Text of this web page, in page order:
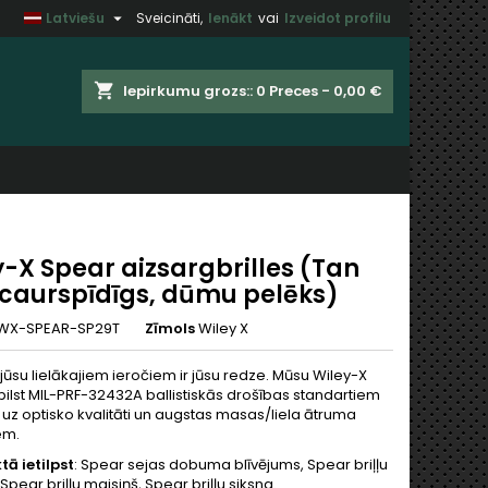
Sveicināti, Ienākt vai Izveidot profilu
Latviešu 
shopping_cart Iepirkumu grozs:: 0 Preces - 0,00 €
X Spear aizsargbrilles (Tan
dūmu pelēks)
SPEAR-SP29T ZīmolsWiley X
lielākajiem ieročiem ir jūsu redze. Mūsu Wiley-X
MIL-PRF-32432A ballistiskās drošības standartiem
optisko kvalitāti un augstas masas/liela ātruma
ietilpst: Spear sejas dobuma blīvējums, Spear briļļu